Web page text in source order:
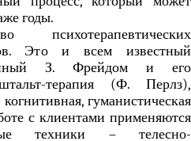
годы.
психотерапевтических
Это и всем известный
З. Фрейдом и его
терапия (Ф. Перлз),
гуманистическая
с клиентами применяются
техники – телесно-